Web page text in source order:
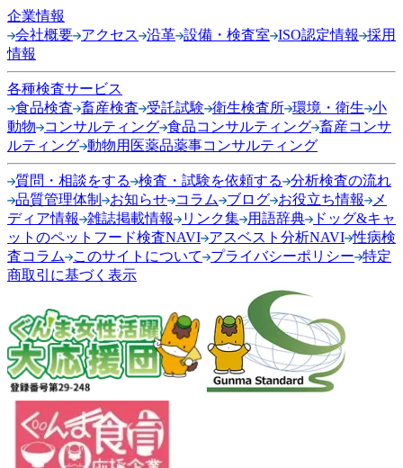
企業情報
会社概要 アクセス 沿革 設備・検査室 ISO認定情報
採用
情報
各種検査サービス
食品検査 畜産検査 受託試験 衛生検査所 環境・衛生 小
動物
コンサルティング 食品コンサルティング 畜産コンサ
ルティング 動物用医薬品薬事コンサルティング
質問・相談をする 検査・試験を依頼する
分析検査の流れ
品質管理体制
お知らせ コラム ブログ お役立ち情報
メ
ディア情報
雑誌掲載情報 リンク集 用語辞典
ドッグ&キャ
ットのペットフード検査NAVI アスベスト分析NAVI 性病検
査コラム
このサイトについて プライバシーポリシー 特定
商取引に基づく表示